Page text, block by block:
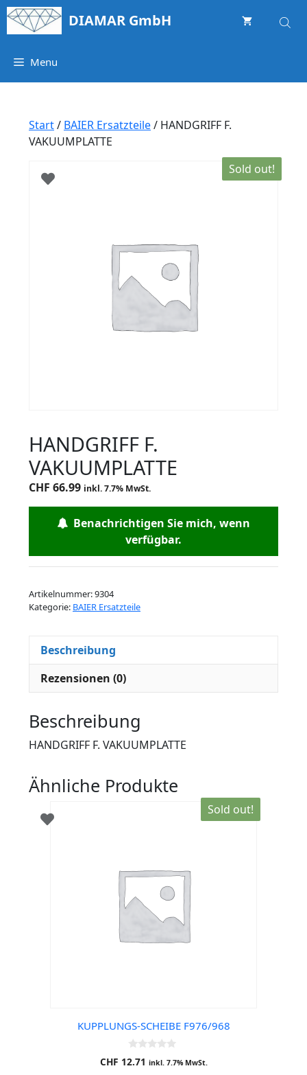
Springe
zum
DIAMAR GmbH
Menu
Start/ BAIER Ersatzteile/ HANDGRIFF F.
VAKUUMPLATTE
Sold out!
HANDGRIFF F.
VAKUUMPLATTE
CHF 66.99 inkl. 7.7% MwSt.
Benachrichtigen Sie mich, wenn
verfügbar.
Artikelnummer:9304
Kategorie: BAIER Ersatzteile
Beschreibung
Rezensionen (0)
Beschreibung
HANDGRIFF F. VAKUUMPLATTE
Ähnliche Produkte
Sold out!
KUPPLUNGS-SCHEIBE F976/968
0
o
CHF 12.71 inkl. 7.7% MwSt.